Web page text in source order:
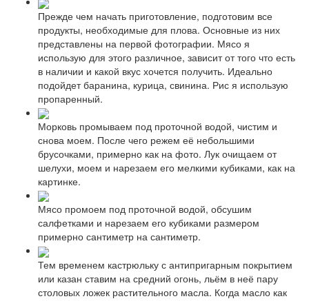
Прежде чем начать приготовление, подготовим все
продукты, необходимые для плова. Основные из них
представлены на первой фотографии. Мясо я
использую для этого различное, зависит от того что есть
в наличии и какой вкус хочется получить. Идеально
подойдет баранина, курица, свинина. Рис я использую
пропаренный.
Морковь промываем под проточной водой, чистим и
снова моем. После чего режем её небольшими
брусочками, примерно как на фото. Лук очищаем от
шелухи, моем и нарезаем его мелкими кубиками, как на
картинке.
Мясо промоем под проточной водой, обсушим
салфетками и нарезаем его кубиками размером
примерно сантиметр на сантиметр.
Тем временем кастрюльку с антипригарным покрытием
или казан ставим на средний огонь, льём в неё пару
столовых ложек растительного масла. Когда масло как